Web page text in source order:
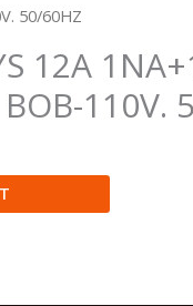
50/60HZ
12A
110V.